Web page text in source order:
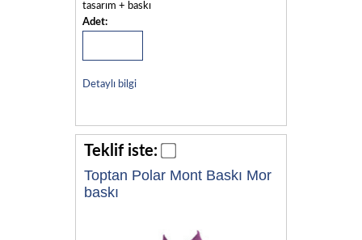
tasarım + baskı
Adet:
Detaylı bilgi
Teklif iste:
Toptan Polar Mont Baskı Mor
baskı